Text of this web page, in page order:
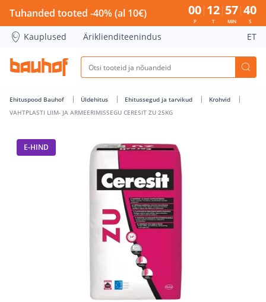
VAHTPLASTI LIIM- JA ARMEERIMISSEGU CERESIT ZU 25KG
Tuhanded tooted -40% (al 10€) 00
P
12
T
57
MIN
39
S
Kauplused Äriklienditeenindus ET
Ehituspood Bauhof Üldehitus Ehitussegud ja tarvikud
Krohvid
VAHTPLASTI LIIM- JA ARMEERIMISSEGU CERESIT ZU 25KG
E-HIND